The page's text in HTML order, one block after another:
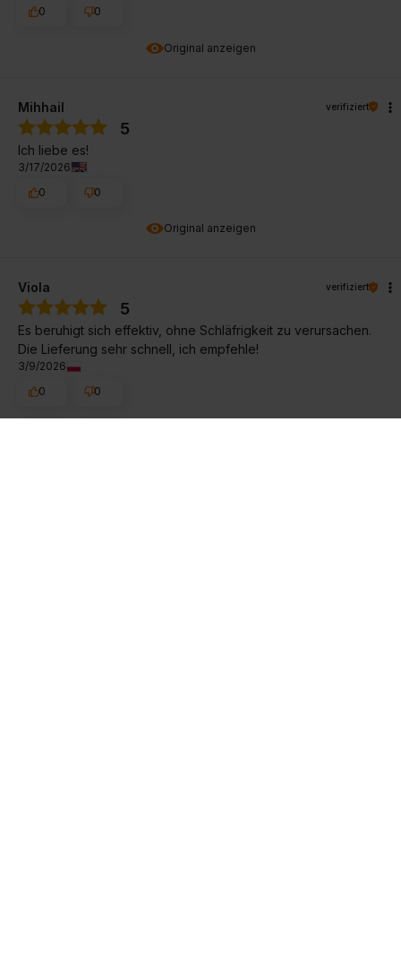
Original anzeigen
0
0
Original anzeigen
Mihhail verifiziert
5
Ich liebe es!
3/17/2026
0
0
Viola verifiziert
5
Es beruhigt sich effektiv, ohne Schläfrigkeit zu verursachen.
Die Lieferung sehr schnell, ich empfehle!
3/9/2026
0
0